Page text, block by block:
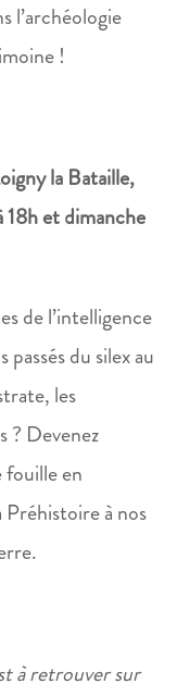
l’archéologie
!
la Bataille,
et dimanche
de l’intelligence
du silex au
les
? Devenez
fouille en
Préhistoire à nos
à retrouver sur